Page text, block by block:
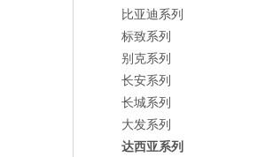
比亚迪系列
标致系列
别克系列
长安系列
长城系列
大发系列
达西亚系列